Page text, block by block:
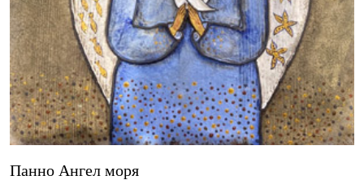
Панно Ангел моря